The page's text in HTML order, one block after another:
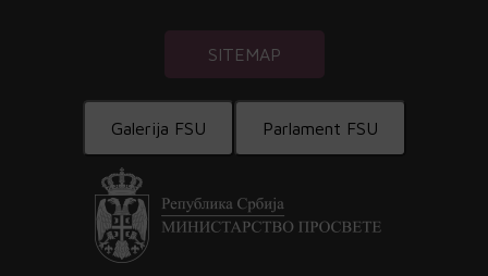
SITEMAP
Galerija FSU Parlament FSU